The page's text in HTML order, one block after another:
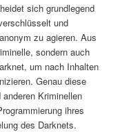
sich grundlegend
und
zu agieren. Aus
sondern auch
um nach Inhalten
Genau diese
Kriminellen
ihres
des Darknets.